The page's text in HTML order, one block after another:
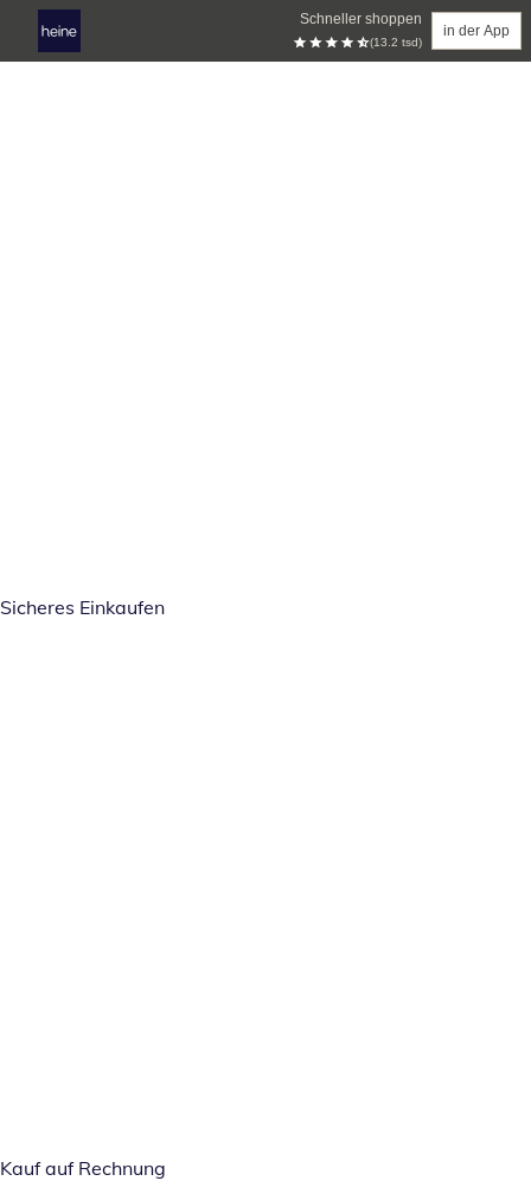
Schneller shoppen
(13.2 tsd)
in der App
Sicheres Einkaufen
Kauf auf Rechnung